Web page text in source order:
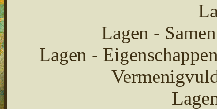
Lagen -
Lagen -